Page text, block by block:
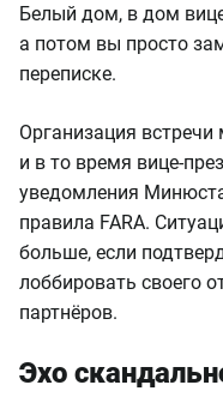
Белый дом, в дом
а потом вы просто
переписке.
Организация
и в то время вице-
уведомления
правила FARA.
больше, если
лоббировать своего
партнёров.
Эхо